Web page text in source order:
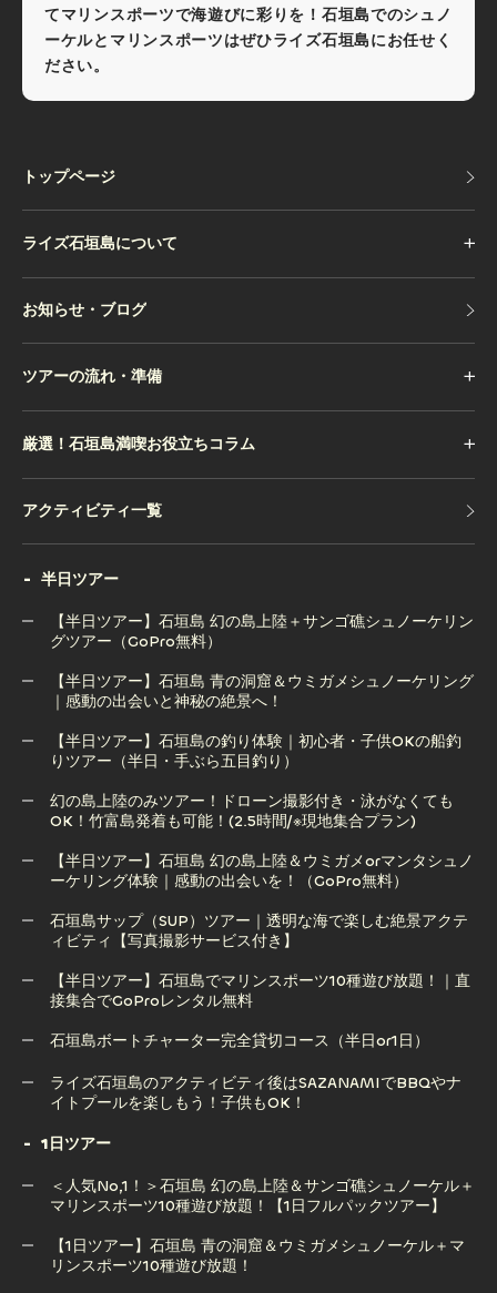
てマリンスポーツで海遊びに彩りを！石垣島でのシュノ
ーケルとマリンスポーツはぜひライズ石垣島にお任せく
ださい。
トップページ
ライズ石垣島について
お知らせ・ブログ
ツアーの流れ・準備
厳選！石垣島満喫お役立ちコラム
アクティビティ一覧
半日ツアー
【半日ツアー】石垣島 幻の島上陸＋サンゴ礁シュノーケリン
グツアー（GoPro無料）
【半日ツアー】石垣島 幻の島上陸＋サンゴ礁シュノーケリン
グツアー（GoPro無料）
【半日ツアー】石垣島 青の洞窟＆ウミガメシュノーケリング
｜感動の出会いと神秘の絶景へ！
【半日ツアー】石垣島 青の洞窟＆ウミガメシュノーケリング
【半日ツアー】石垣島の釣り体験｜初心者・子供OKの船釣
りツアー（半日・手ぶら五目釣り）
【半日ツアー】石垣島の釣り体験｜初心者・子供OKの船釣
幻の島上陸のみツアー！ドローン撮影付き・泳がなくても
OK！竹富島発着も可能！(2.5時間/※現地集合プラン)
幻の島上陸のみツアー！ドローン撮影付き・泳がなくても
【半日ツアー】石垣島 幻の島上陸＆ウミガメorマンタシュノ
ーケリング体験｜感動の出会いを！（GoPro無料）
【半日ツアー】石垣島 幻の島上陸＆ウミガメorマンタシュノ
石垣島サップ（SUP）ツアー｜透明な海で楽しむ絶景アクテ
ィビティ【写真撮影サービス付き】
石垣島サップ（SUP）ツアー｜透明な海で楽しむ絶景アクテ
【半日ツアー】石垣島でマリンスポーツ10種遊び放題！｜直
接集合でGoProレンタル無料
接集合でGoProレンタル無料
石垣島ボートチャーター完全貸切コース（半日or1日）
石垣島ボートチャーター完全貸切コース（半日or1日）
ライズ石垣島のアクティビティ後はSAZANAMIでBBQやナ
イトプールを楽しもう！子供もOK！
イトプールを楽しもう！子供もOK！
1日ツアー
＜人気No,1！＞石垣島 幻の島上陸＆サンゴ礁シュノーケル＋
マリンスポーツ10種遊び放題！【1日フルパックツアー】
＜人気No,1！＞石垣島 幻の島上陸＆サンゴ礁シュノーケル＋
【1日ツアー】石垣島 青の洞窟＆ウミガメシュノーケル＋マ
リンスポーツ10種遊び放題！